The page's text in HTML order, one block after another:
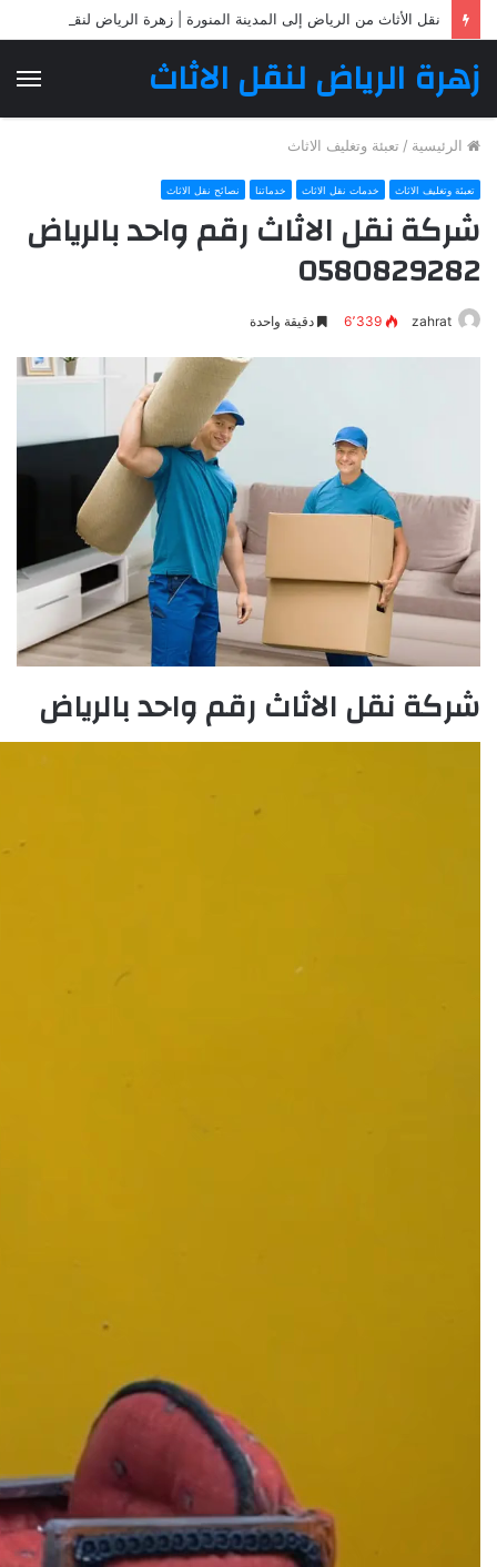
زهرة الرياض لنقل الاثاث
الرئيسية / تعبئة وتغليف الاثاث
تعبئة وتغليف الاثاث خدمات نقل الاثاث خدماتنا نصائح نقل الاثاث
شركة نقل الاثاث رقم واحد بالرياض
0580829282
zahrat 6٬339 دقيقة واحدة
شركة نقل الاثاث رقم واحد بالرياض